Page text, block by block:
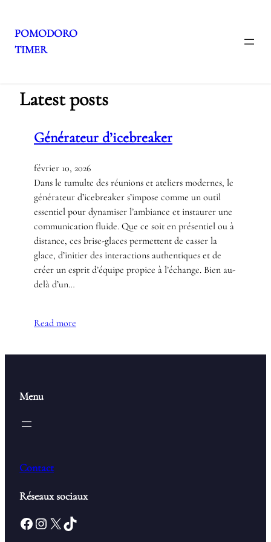
Aller
POMODORO
TIMER
Latest posts
Générateur d’icebreaker
février 10, 2026
Dans le tumulte des réunions et ateliers modernes, le
générateur d’icebreaker s’impose comme un outil
essentiel pour dynamiser l’ambiance et instaurer une
communication fluide. Que ce soit en présentiel ou à
distance, ces brise-glaces permettent de casser la
glace, d’initier des interactions authentiques et de
créer un esprit d’équipe propice à l’échange. Bien au-
delà d’un…
Read more
Menu
Contact
Réseaux sociaux
Facebook Instagram X TikTok